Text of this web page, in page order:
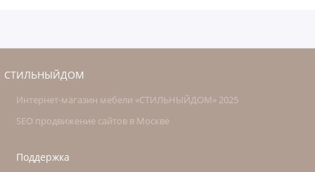
СТИЛЬНЫЙДОМ
Интернет-магазин мебели «СТИЛЬНЫЙДОМ» 2025
SEO продвижение сайтов в Москве
Поддержка